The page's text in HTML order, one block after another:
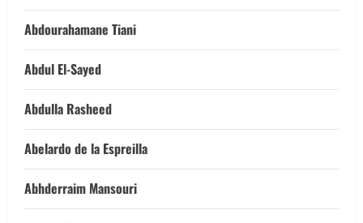
Abdourahamane Tiani
Abdul El-Sayed
Abdulla Rasheed
Abelardo de la Espreilla
Abhderraim Mansouri